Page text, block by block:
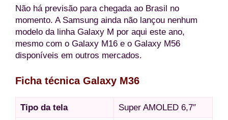
Não há previsão para chegada ao Brasil no
momento. A Samsung ainda não lançou nenhum
modelo da linha Galaxy M por aqui este ano,
mesmo com o Galaxy M16 e o Galaxy M56
disponíveis em outros mercados.
Ficha técnica Galaxy M36
Tipo da tela Super AMOLED 6,7″